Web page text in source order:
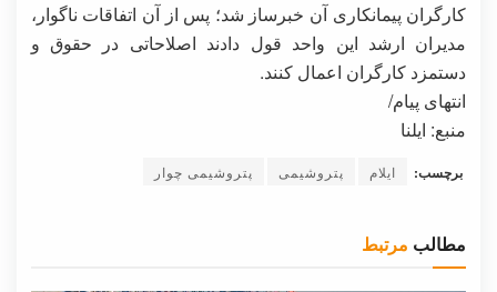
کارگران پیمانکاری آن خبرساز شد؛ پس از آن اتفاقات ناگوار،
مدیران ارشد این واحد قول دادند اصلاحاتی در حقوق و
دستمزد کارگران اعمال کنند.
انتهای پیام/
منبع: ایلنا
برچسب: ایلام پتروشیمی پتروشیمی چوار
مطالب مرتبط